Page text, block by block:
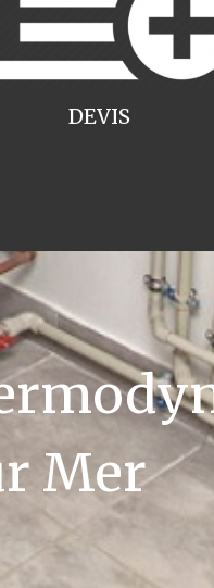
DEVIS
Mer